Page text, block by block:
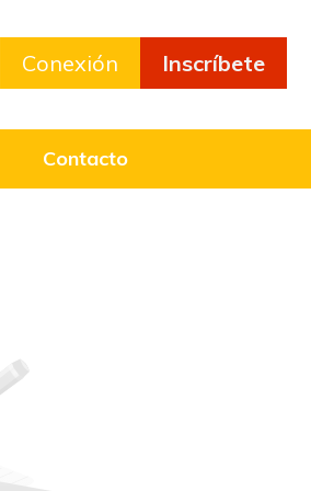
Conexión Inscríbete
Contacto